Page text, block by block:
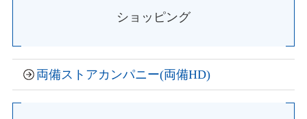
ショッピング
両備ストアカンパニー(両備HD)